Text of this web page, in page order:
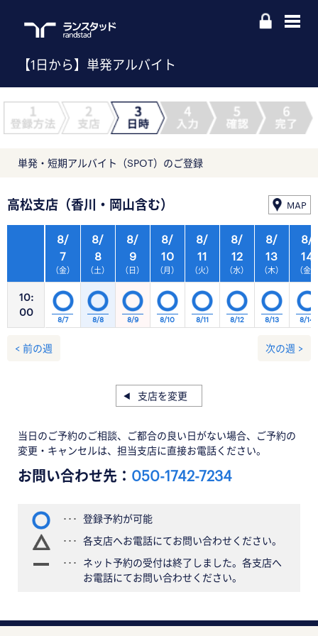
【1日から】単発アルバイト
単発・短期アルバイト（SPOT）のご登録
高松支店（香川・岡山含む） MAP
10:
00
8/
7
（金）
8/
8
（土）
8/
9
（日）
8/
10
（月）
8/
11
（火）
8/
12
（水）
8/
13
（木）
8/7 8/8 8/9 8/10 8/11 8/12 8/13
8/
14
（金）
8/14
< 前の週 次の週 >
支店を変更
当日のご予約のご相談、ご都合の良い日がない場合、ご予約の
変更・キャンセルは、担当支店に直接お電話ください。
お問い合わせ先： 050-1742-7234
登録予約が可能
各支店へお電話にてお問い合わせください。
ネット予約の受付は終了しました。各支店へ
お電話にてお問い合わせください。